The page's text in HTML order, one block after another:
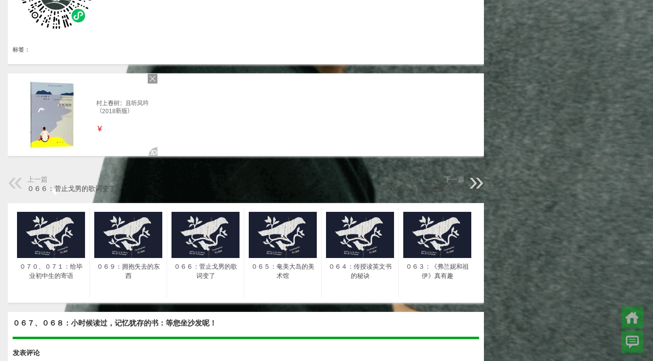
标签：
上一篇
０６６：菅止戈男的歌词变了
下一篇
０６９：拥抱失去的东西
０７０、０７１：给毕
业初中生的寄语
０６９：拥抱失去的东
西
０６６：菅止戈男的歌
词变了
０６５：奄美大岛的美
术馆
０６４：传授读英文书
的秘诀
０６３：《弗兰妮和祖
伊》真有趣
０６２：写出一封好信
０６７、０６８：小时候读过，记忆犹存的书：等您坐沙发呢！
发表评论